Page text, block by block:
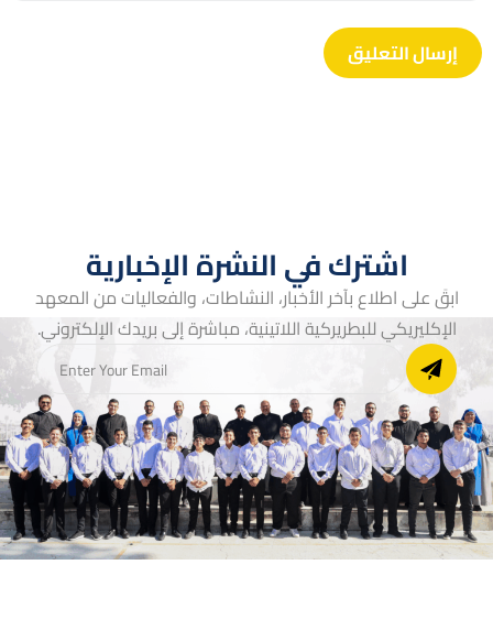
اشترك في النشرة الإخبارية
ابقَ على اطلاع بآخر الأخبار، النشاطات، والفعاليات من المعهد
الإكليريكي للبطريركية اللاتينية، مباشرة إلى بريدك الإلكتروني.